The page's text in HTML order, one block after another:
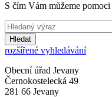
S čím Vám můžeme pomoci
Hledat
rozšířené vyhledávání
Obecní úřad Jevany
Černokostelecká 49
281 66 Jevany